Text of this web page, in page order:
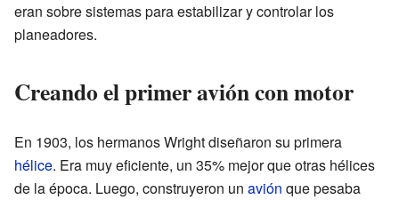
eran sobre sistemas para estabilizar y controlar los
planeadores.
Creando el primer avión con motor
En 1903, los hermanos Wright diseñaron su primera
hélice. Era muy eficiente, un 35% mejor que otras hélices
de la época. Luego, construyeron un avión que pesaba